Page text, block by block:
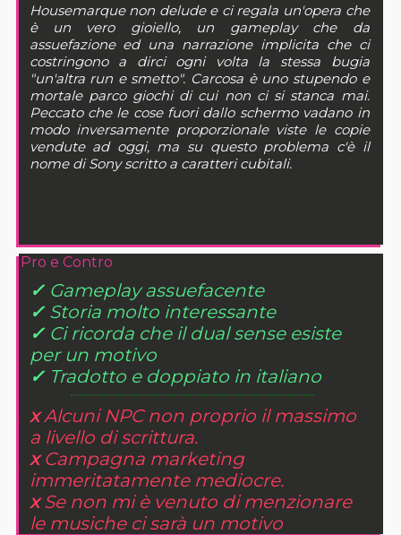
Housemarque non delude e ci regala un'opera che
è un vero gioiello, un gameplay che da
assuefazione ed una narrazione implicita che ci
costringono a dirci ogni volta la stessa bugia
"un'altra run e smetto". Carcosa è uno stupendo e
mortale parco giochi di cui non ci si stanca mai.
Peccato che le cose fuori dallo schermo vadano in
modo inversamente proporzionale viste le copie
vendute ad oggi, ma su questo problema c'è il
nome di Sony scritto a caratteri cubitali.
Pro e Contro
✓ Gameplay assuefacente
✓ Storia molto interessante
✓ Ci ricorda che il dual sense esiste
per un motivo
✓ Tradotto e doppiato in italiano
xAlcuni NPC non proprio il massimo
a livello di scrittura.
xCampagna marketing
immeritatamente mediocre.
xSe non mi è venuto di menzionare
le musiche ci sarà un motivo